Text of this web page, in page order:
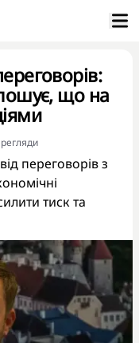
що на
переговорів з
тиск та